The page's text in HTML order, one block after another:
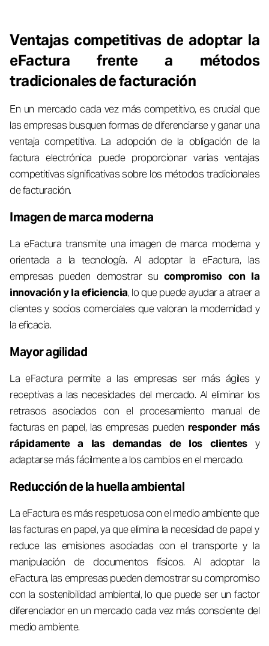
Ventajas competitivas de adoptar la
eFactura frente a métodos
tradicionales de facturación
En un mercado cada vez más competitivo, es crucial que
las empresas busquen formas de diferenciarse y ganar una
ventaja competitiva. La adopción de la obligación de la
factura electrónica puede proporcionar varias ventajas
competitivas significativas sobre los métodos tradicionales
de facturación.
Imagen de marca moderna
La eFactura transmite una imagen de marca moderna y
orientada a la tecnología. Al adoptar la eFactura, las
empresas pueden demostrar su compromiso con la
innovación y la eficiencia, lo que puede ayudar a atraer a
clientes y socios comerciales que valoran la modernidad y
la eficacia.
Mayor agilidad
La eFactura permite a las empresas ser más ágiles y
receptivas a las necesidades del mercado. Al eliminar los
retrasos asociados con el procesamiento manual de
facturas en papel, las empresas pueden responder más
rápidamente a las demandas de los clientes y
adaptarse más fácilmente a los cambios en el mercado.
Reducción de la huella ambiental
La eFactura es más respetuosa con el medio ambiente que
las facturas en papel, ya que elimina la necesidad de papel y
reduce las emisiones asociadas con el transporte y la
manipulación de documentos físicos. Al adoptar la
eFactura, las empresas pueden demostrar su compromiso
con la sostenibilidad ambiental, lo que puede ser un factor
diferenciador en un mercado cada vez más consciente del
medio ambiente.